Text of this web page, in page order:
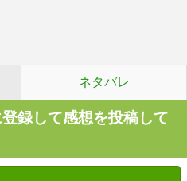
ネタバレ
録して感想を投稿して